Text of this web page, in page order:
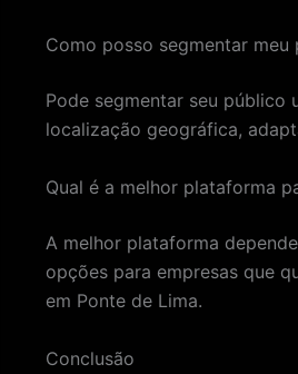
Como posso segmentar
Pode segmentar seu público
localização geográfica,
Qual é a melhor plataforma
A melhor plataforma
opções para empresas que
em Ponte de Lima.
Conclusão